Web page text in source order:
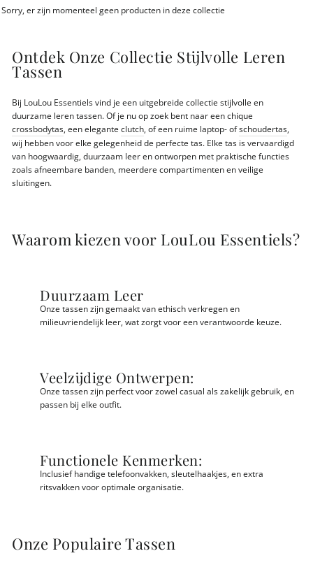
Sorry, er zijn momenteel geen producten in deze collectie
Ontdek Onze Collectie Stijlvolle Leren
Tassen
Bij LouLou Essentiels vind je een uitgebreide collectie stijlvolle en
duurzame leren tassen. Of je nu op zoek bent naar een chique
crossbodytas , een elegante clutch , of een ruime laptop- ofschoudertas
wij hebben voor elke gelegenheid de perfecte tas. Elke tas is vervaardigd
van hoogwaardig, duurzaam leer en ontworpen met praktische functies
zoals afneembare banden, meerdere compartimenten en veilige
sluitingen.
Waarom kiezen voor LouLou Essentiels?
Duurzaam Leer
Onze tassen zijn gemaakt van ethisch verkregen en
milieuvriendelijk leer, wat zorgt voor een verantwoorde keuze.
Veelzijdige Ontwerpen:
Onze tassen zijn perfect voor zowel casual als zakelijk gebruik, en
passen bij elke outfit.
Functionele Kenmerken:
Inclusief handige telefoonvakken, sleutelhaakjes, en extra
ritsvakken voor optimale organisatie.
Onze Populaire Tassen